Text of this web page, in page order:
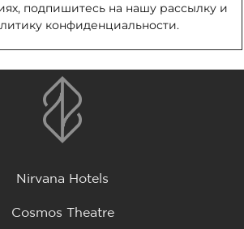
подпишитесь на нашу рассылку и
конфиденциальности.
Nirvana Hotels
Cosmos Theatre